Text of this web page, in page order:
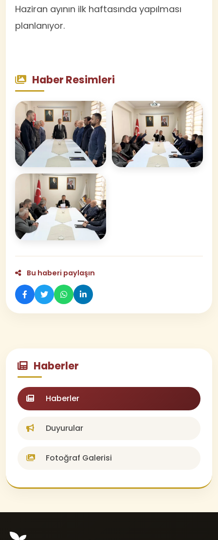
Haziran ayının ilk haftasında yapılması
planlanıyor.
Haber Resimleri
Bu haberi paylaşın
Haberler
Haberler
Duyurular
Fotoğraf Galerisi